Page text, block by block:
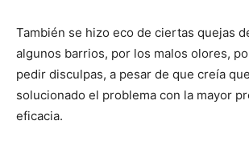
También se hizo eco de ciertas quejas
algunos barrios, por los malos olores,
pedir disculpas, a pesar de que creía
solucionado el problema con la mayor
eficacia.